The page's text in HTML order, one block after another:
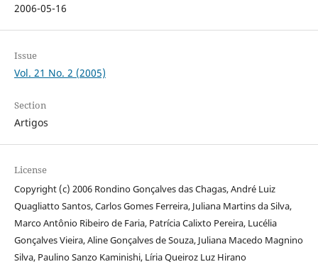
2006-05-16
Issue
Vol. 21 No. 2 (2005)
Section
Artigos
License
Copyright (c) 2006 Rondino Gonçalves das Chagas, André Luiz
Quagliatto Santos, Carlos Gomes Ferreira, Juliana Martins da Silva,
Marco Antônio Ribeiro de Faria, Patrícia Calixto Pereira, Lucélia
Gonçalves Vieira, Aline Gonçalves de Souza, Juliana Macedo Magnino
Silva, Paulino Sanzo Kaminishi, Líria Queiroz Luz Hirano